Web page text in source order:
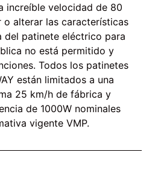
increíble velocidad de 80
o alterar las características
del patinete eléctrico para
no está permitido y
Todos los patinetes
están limitados a una
25 km/h de fábrica y
de 1000W nominales
vigente VMP.